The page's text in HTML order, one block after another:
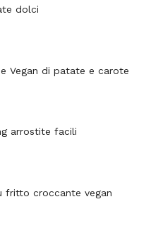
dolci
Vegan di patate e carote
arrostite facili
fritto croccante vegan